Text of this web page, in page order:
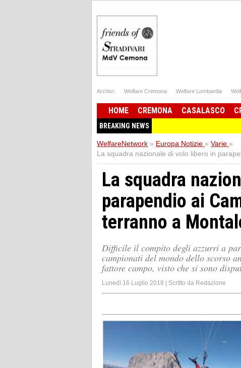
Archivi: Welfare Cremona Welfare Lombardia
HOME CREMONA CASALASCO
BREAKING NEWS
WelfareNetwork » Europa Notizie » Varie »
La squadra nazionale di volo libero in
La squadra
parapendio ai
terranno a
Difficile il compito degli azzurri a
campionati del mondo dello scorso
fattore campo, visto che si sono
Lunedì 16 Luglio 2018 | Scritto da Redazione